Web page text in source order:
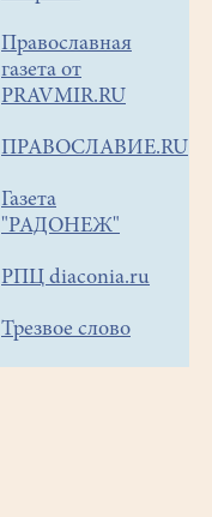
Православная
газета от
PRAVMIR.RU
ПРАВОСЛАВИЕ.RU
Газета
"РАДОНЕЖ"
РПЦ diaconia.ru
Трезвое слово